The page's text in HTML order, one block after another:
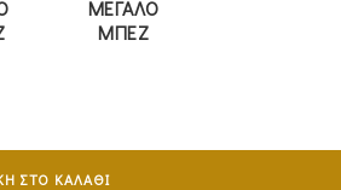
ΜΕΓΑΛΟ
ΜΠΕΖ
ΣΤΟ ΚΑΛΆΘΙ